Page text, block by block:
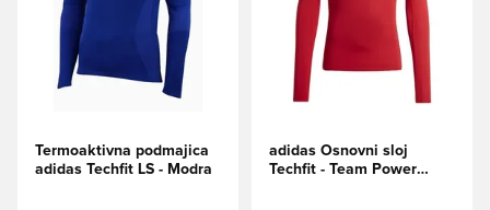
Termoaktivna podmajica
adidas Techfit LS - Modra
adidas Osnovni sloj
Techfit - Team Power